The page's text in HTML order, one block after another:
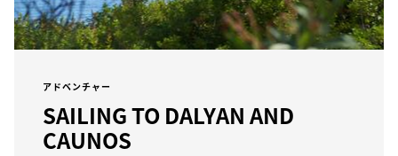
アドベンチャー
SAILING TO DALYAN AND
CAUNOS